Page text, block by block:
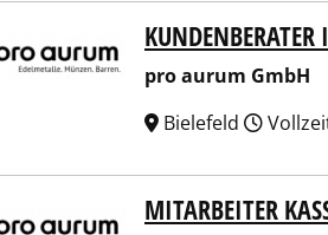
pro aurum GmbH
pro aurum GmbH
Bielefeld
pro aurum GmbHMITARBEITER